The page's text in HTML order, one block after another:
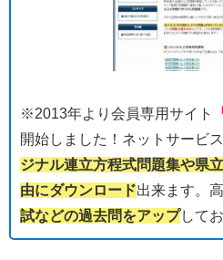
※2013年より会員専用サイト
開始しました！ネットサービ
ジナル連立方程式問題集や県
由にダウンロード出来ます。
試などの過去問をアップして